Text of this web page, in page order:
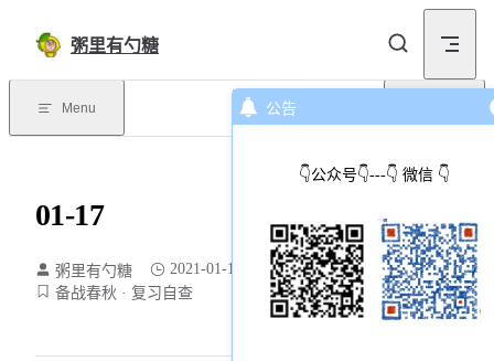
公告
👇公众号👇---👇 微信 👇
粥里有勺糖
Menu
01-17
粥里有勺糖 2021-01-17 167 个字
1 分钟
备战春秋
复习自查